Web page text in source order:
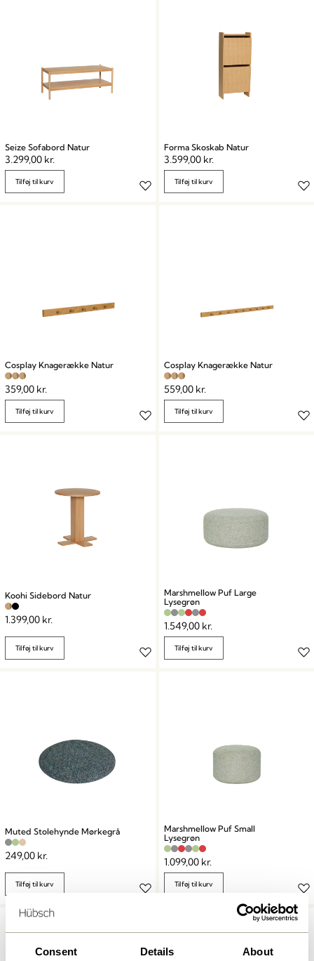
Consent Details About
Seize Sofabord Natur
3.299,00 kr.
Tilføj til kurv
Forma Skoskab Natur
3.599,00 kr.
Tilføj til kurv
Cosplay Knagerække Natur
359,00 kr.
Tilføj til kurv
Cosplay Knagerække Natur
559,00 kr.
Tilføj til kurv
Koohi Sidebord Natur
1.399,00 kr.
Tilføj til kurv
Marshmellow Puf Large
Lysegrøn
1.549,00 kr.
Tilføj til kurv
Muted Stolehynde Mørkegrå
249,00 kr.
Tilføj til kurv
Marshmellow Puf Small
Lysegrøn
1.099,00 kr.
Tilføj til kurv